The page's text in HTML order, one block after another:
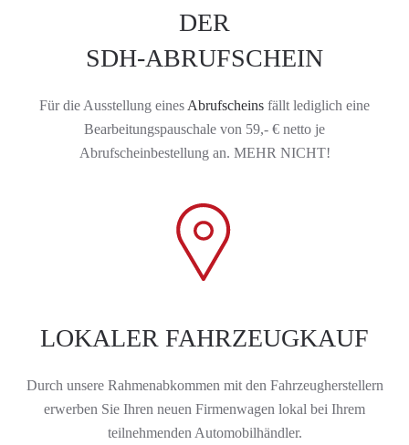
DER
SDH-ABRUFSCHEIN
Für die Ausstellung eines Abrufscheins fällt lediglich eine
Bearbeitungspauschale von 59,- € netto je
Abrufscheinbestellung an. MEHR NICHT!
LOKALER FAHRZEUGKAUF
Durch unsere Rahmenabkommen mit den Fahrzeugherstellern
erwerben Sie Ihren neuen Firmenwagen lokal bei Ihrem
teilnehmenden Automobilhändler.